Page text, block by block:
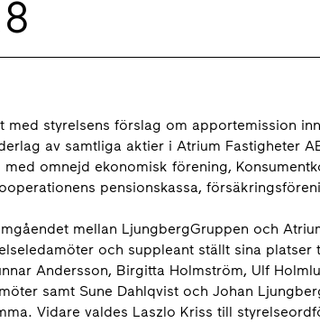
med styrelsens förslag om apportemission
av samtliga aktier i Atrium Fastigheter
omnejd ekonomisk förening,
pensionskassa,
mellan LjungbergGruppen och
och suppleant ställt sina
Andersson, Birgitta Holmström, Ulf
samt Sune Dahlqvist och Johan
Vidare valdes Laszlo Kriss till